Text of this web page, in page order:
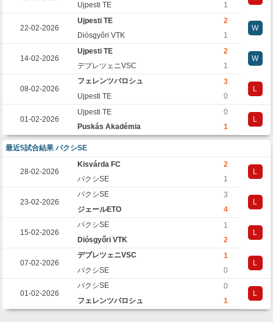
Ujpesti TE
1
22-02-2026
Ujpesti TE
2
W
Diósgyőri VTK
1
14-02-2026
Ujpesti TE
2
W
デブレツェニVSC
1
08-02-2026
フェレンツバロシュ
3
L
Ujpesti TE
0
01-02-2026
Ujpesti TE
0
L
Puskás Akadémia
1
最近5試合結果 パクシSE
28-02-2026
Kisvárda FC
2
L
パクシSE
1
23-02-2026
パクシSE
3
L
ジェールETO
4
15-02-2026
パクシSE
1
L
Diósgyőri VTK
2
07-02-2026
デブレツェニVSC
1
L
パクシSE
0
01-02-2026
パクシSE
0
L
フェレンツバロシュ
1